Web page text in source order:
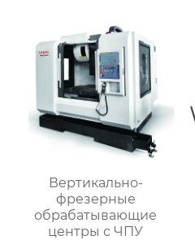
Вертикально-
фрезерные
обрабатывающие
центры с ЧПУ